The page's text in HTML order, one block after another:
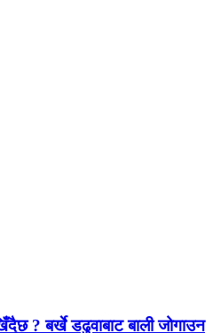
? बर्खे डढुवाबाट बाली जोगाउन